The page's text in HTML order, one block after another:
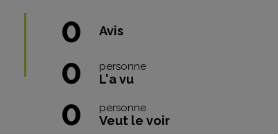
0 Avis
0 personne
L'a vu
0 personne
Veut le voir